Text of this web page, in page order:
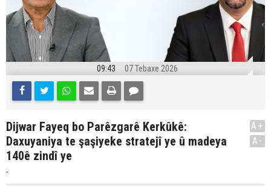
09:43 07 Tebaxe 2026
Dijwar Fayeq bo Parêzgarê Kerkûkê:
Daxuyaniya te şaşiyeke stratejî ye û madeya
140ê zindî ye
.
A+
A-